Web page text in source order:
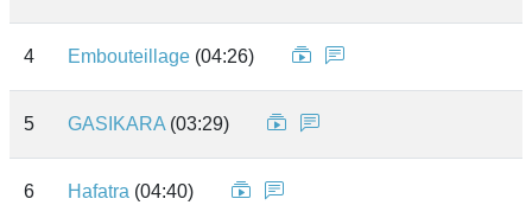
4 Embouteillage (04:26)
5 GASIKARA (03:29)
6 Hafatra (04:40)